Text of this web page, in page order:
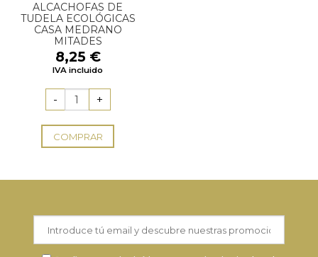
ALCACHOFAS DE
TUDELA ECOLÓGICAS
CASA MEDRANO
MITADES
8,25 €
IVA incluido
COMPRAR